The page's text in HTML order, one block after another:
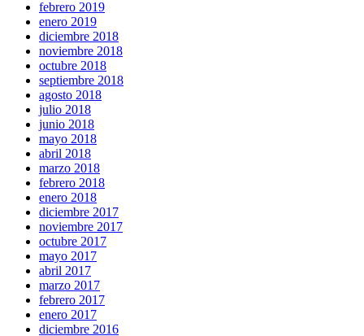
febrero 2019
enero 2019
diciembre 2018
noviembre 2018
octubre 2018
septiembre 2018
agosto 2018
julio 2018
junio 2018
mayo 2018
abril 2018
marzo 2018
febrero 2018
enero 2018
diciembre 2017
noviembre 2017
octubre 2017
mayo 2017
abril 2017
marzo 2017
febrero 2017
enero 2017
diciembre 2016